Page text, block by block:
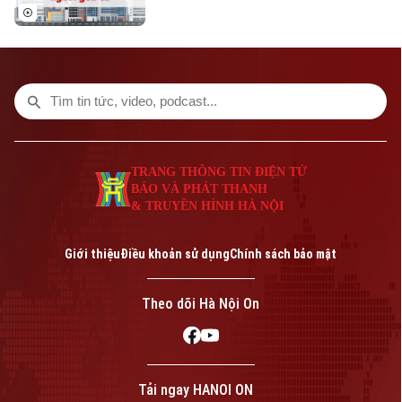
Theo dõi Hà Nội On
Di tích
Dinh dưỡng
Bóng đá
Golf
Giải trí
Sao
Đã phát sóng
Liên hệ đường dây nóng (bấm để gọi)
0865.116.699
TRANG THÔNG TIN ĐIỆN TỬ
BÁO VÀ PHÁT THANH
& TRUYỀN HÌNH HÀ NỘI
Giới thiệuĐiều khoản sử dụngChính sách bảo mật
Theo dõi Hà Nội On
Tải ngay HANOI ON